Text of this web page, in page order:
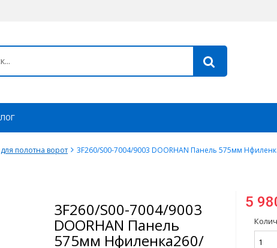
полотна ворот
3F260/S00-7004/9003 DOORHAN Панель 575мм
3F260/S00-7004/9003
DOORHAN Панель
575мм Нфиленка260/
5